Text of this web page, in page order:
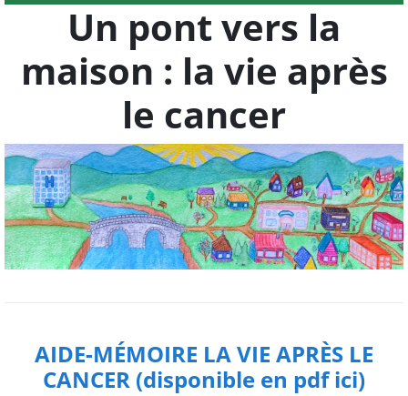
Un pont vers la
maison : la vie après
le cancer
AIDE-MÉMOIRE LA VIE APRÈS LE
CANCER (disponible en pdf ici)